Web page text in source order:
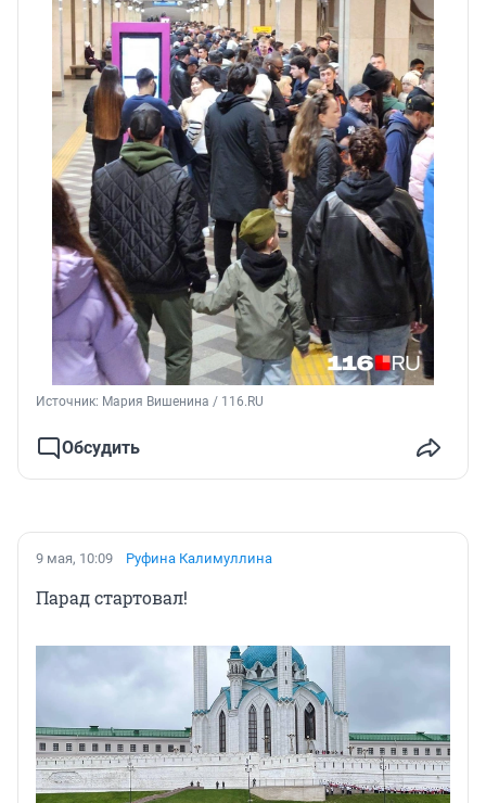
Источник: Мария Вишенина / 116.RU
Обсудить
9 мая, 10:09 Руфина Калимуллина
Парад стартовал!